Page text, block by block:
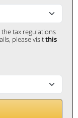
tax regulations
please visitthis